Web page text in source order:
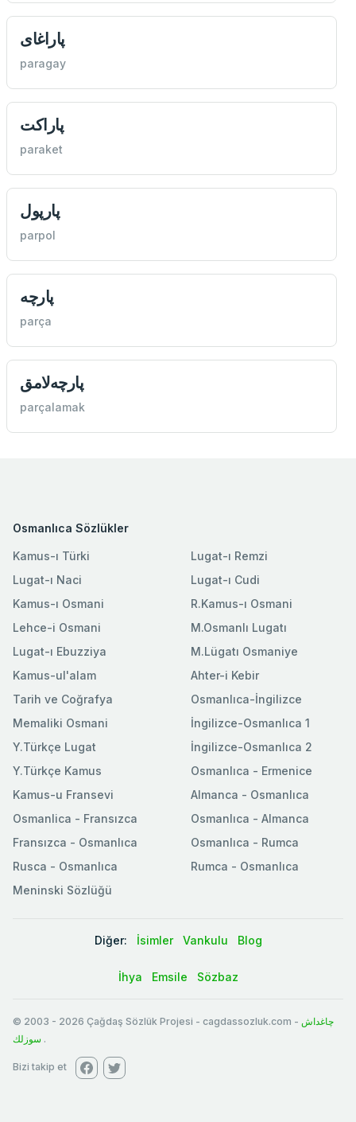
پاراغای
paragay
پاراكت
paraket
پارپول
parpol
پارچه
parça
پارچه‌لامق
parçalamak
Osmanlıca Sözlükler
Kamus-ı Türki
Lugat-ı Naci
Kamus-ı Osmani
Lehce-i Osmani
Lugat-ı Ebuzziya
Lugat-ı Remzi
Lugat-ı Cudi
R.Kamus-ı Osmani
M.Osmanlı Lugatı
M.Lügatı Osmaniye
Kamus-ul'alam
Tarih ve Coğrafya
Memaliki Osmani
Y.Türkçe Lugat
Y.Türkçe Kamus
Ahter-i Kebir
Osmanlıca-İngilizce
İngilizce-Osmanlıca 1
İngilizce-Osmanlıca 2
Osmanlıca - Ermenice
Kamus-u Fransevi
Osmanlica - Fransızca
Fransızca - Osmanlıca
Rusca - Osmanlıca
Meninski Sözlüğü
Almanca - Osmanlıca
Osmanlıca - Almanca
Osmanlıca - Rumca
Rumca - Osmanlıca
Diğer: İsimler Vankulu Blog
İhya Emsile Sözbaz
© 2003 - 2026 Çağdaş Sözlük Projesi - cagdassozluk.com - چاغداش
سوزلك .
Bizi takip et